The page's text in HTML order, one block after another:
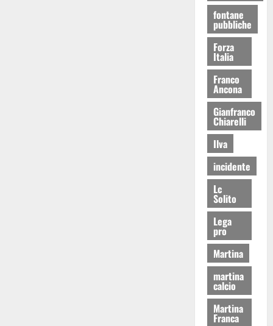
fontane
pubbliche
Forza
Italia
Franco
Ancona
Gianfranco
Chiarelli
Ilva
incidente
Lc
Solito
Lega
pro
Martina
martina
calcio
Martina
Franca